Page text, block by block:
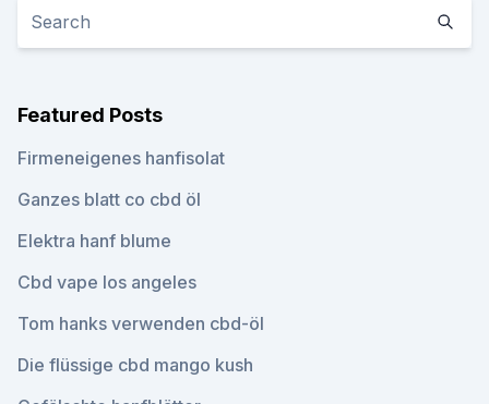
Featured Posts
Firmeneigenes hanfisolat
Ganzes blatt co cbd öl
Elektra hanf blume
Cbd vape los angeles
Tom hanks verwenden cbd-öl
Die flüssige cbd mango kush